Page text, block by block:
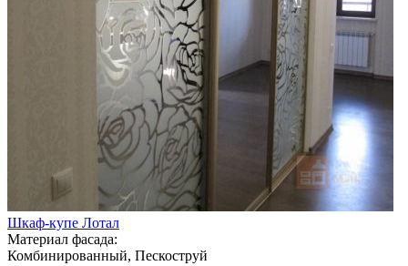
Шкаф-купе Лотал
Материал фасада:
Комбинированный, Пескоструй